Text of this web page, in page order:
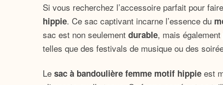
Si vous recherchez l’accessoire parfait pour
hippie. Ce sac captivant incarne l’essence du
sac est non seulementdurable, mais également
telles que des festivals de musique ou des
Lesac à bandoulière femme motif hippie est